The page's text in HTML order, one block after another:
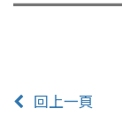
回上一頁